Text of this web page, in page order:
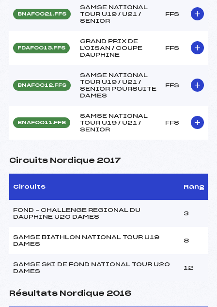
BNAF0021.FFS
SAMSE NATIONAL
TOUR U19 / U21 /
SENIOR
FFS
FDAF0013.FFS
GRAND PRIX DE
L'OISAN / COUPE
DAUPHINE
FFS
BNAF0012.FFS
SAMSE NATIONAL
TOUR U19 / U21 /
SENIOR POURSUITE
DAMES
FFS
BNAF0011.FFS
SAMSE NATIONAL
TOUR U19 / U21 /
SENIOR
FFS
Circuits Nordique 2017
Circuits Rang
FOND – CHALLENGE REGIONAL DU
DAUPHINE U20 DAMES
3
SAMSE BIATHLON NATIONAL TOUR U19
DAMES
8
SAMSE SKI DE FOND NATIONAL TOUR U20
DAMES
12
Résultats Nordique 2016